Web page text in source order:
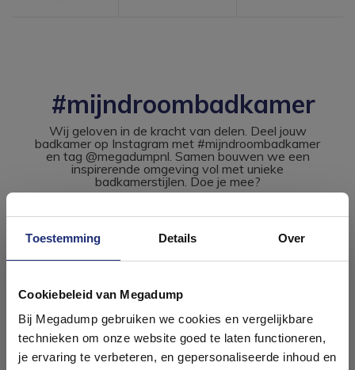
Toestemming Details Over
Cookiebeleid van Megadump
Bij Megadump gebruiken we cookies en vergelijkbare
technieken om onze website goed te laten functioneren,
je ervaring te verbeteren, en gepersonaliseerde inhoud en
#mijndroombadkamer
Wij geloven in de kracht van delen. Deel jouw
badkamer op Instagram met #mijndroombadkamer
en tag @megadumpnl. Samen bouwen we een
inspirerende omgeving vol met unieke
badkamerstijlen. Doe je mee?
badkamers in onze 1000 m²
showroom
Laat je inspireren door 21 volledig ingerichte